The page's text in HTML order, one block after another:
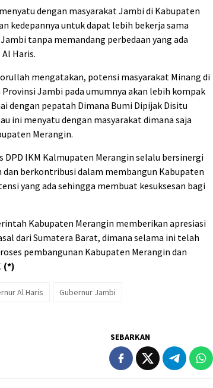
dengan masyarakat Jambi di Kabupaten
kedepannya untuk dapat lebih bekerja sama
tanpa memandang perbedaan yang ada
Haris.
mengatakan, potensi masyarakat Minang di
Jambi pada umumnya akan lebih kompak
dengan pepatah Dimana Bumi Dipijak Disitu
ini menyatu dengan masyarakat dimana saja
Merangin.
DPD IKM Kalmupaten Merangin selalu bersinergi
berkontribusi dalam membangun Kabupaten
yang ada sehingga membuat kesuksesan bagi
Kabupaten Merangin memberikan apresiasi
dari Sumatera Barat, dimana selama ini telah
pembangunan Kabupaten Merangin dan
(*)
Al Haris
Gubernur Jambi
SEBARKAN